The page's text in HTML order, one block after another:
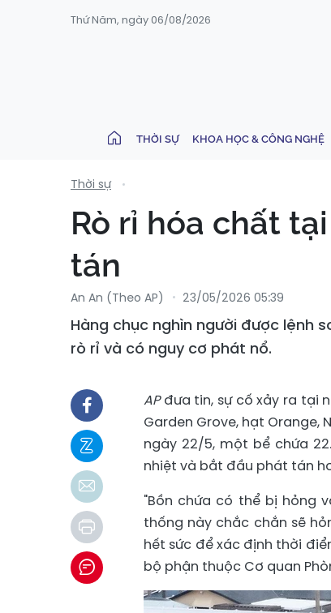
Thứ Năm, ngày 06/08/2026
THỜI SỰ KHOA HỌC & CÔNG NGHỆ
Thời sự
Rò rỉ hóa chất
tán
An An (Theo AP) 23/05/2026 05:39
Hàng chục nghìn người được lệnh
rò rỉ và có nguy cơ phát nổ.
APđưa tin, sự cố xảy ra tại
Garden Grove, hạt
ngày 22/5, một bể chứa
nhiệt và bắt đầu phát tán
"Bồn chứa có thể bị hỏng
thống này chắc chắn sẽ
hết sức để xác định thời
bộ phận thuộc Cơ quan